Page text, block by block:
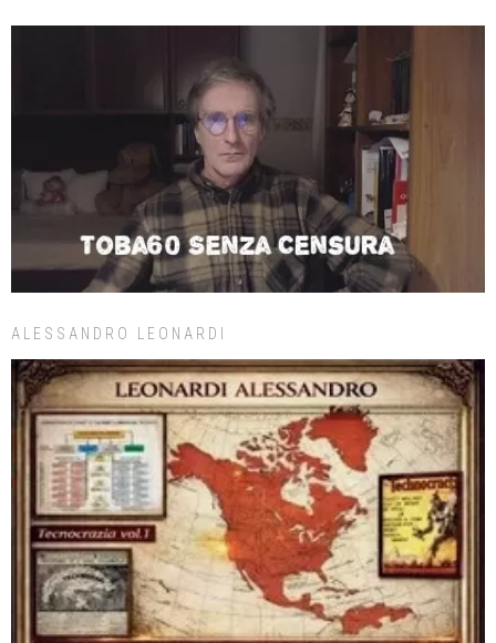
ALESSANDRO LEONARDI